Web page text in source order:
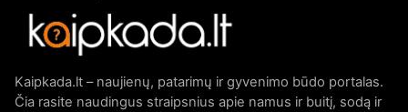
Kaipkada.lt – naujienų, patarimų ir gyvenimo būdo portalas.
Čia rasite naudingus straipsnius apie namus ir buitį, sodą ir